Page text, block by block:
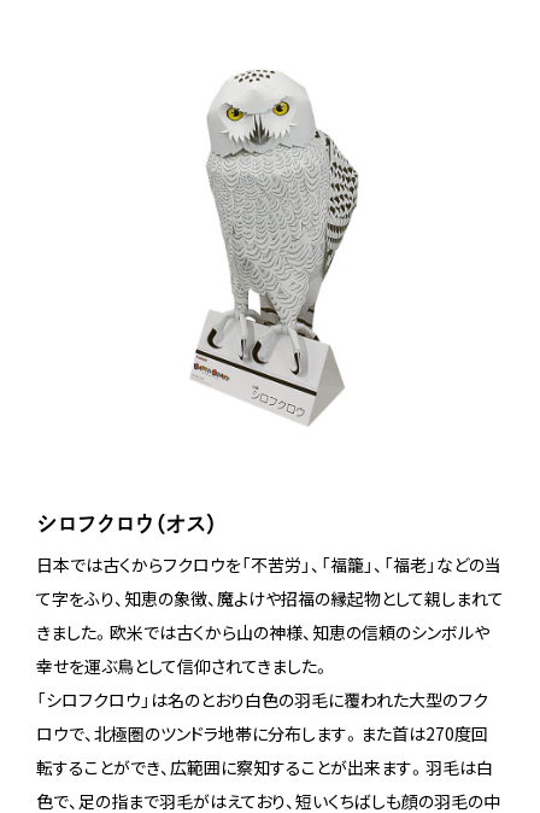
シロフクロウ（オス）
日本では古くからフクロウを「不苦労」、「福籠」、「福老」などの当
て字をふり、知恵の象徴、魔よけや招福の縁起物として親しまれて
きました。欧米では古くから山の神様、知恵の信頼のシンボルや
幸せを運ぶ鳥として信仰されてきました。
「シロフクロウ」は名のとおり白色の羽毛に覆われた大型のフク
ロウで、北極圏のツンドラ地帯に分布します。また首は270度回
転することができ、広範囲に察知することが出来ます。羽毛は白
色で、足の指まで羽毛がはえており、短いくちばしも顔の羽毛の中